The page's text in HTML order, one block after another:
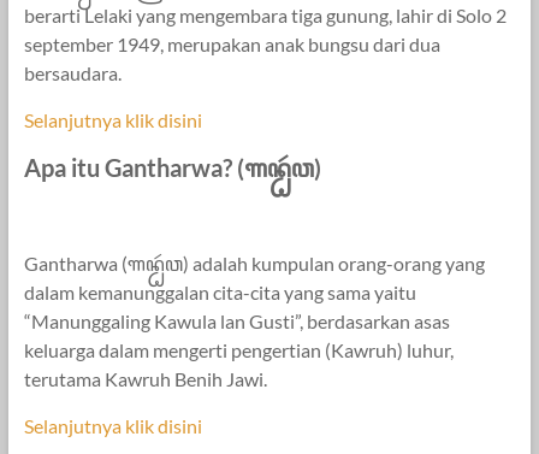
berarti Lelaki yang mengembara tiga gunung, lahir di Solo 2
september 1949, merupakan anak bungsu dari dua
bersaudara.
Selanjutnya klik disini
Apa itu Gantharwa? (ꦒꦤ꧀ꦛꦂꦮ)
Gantharwa (ꦒꦤ꧀ꦛꦂꦮ) adalah kumpulan orang-orang yang
dalam kemanunggalan cita-cita yang sama yaitu
“Manunggaling Kawula lan Gusti”, berdasarkan asas
keluarga dalam mengerti pengertian (Kawruh) luhur,
terutama Kawruh Benih Jawi.
Selanjutnya klik disini